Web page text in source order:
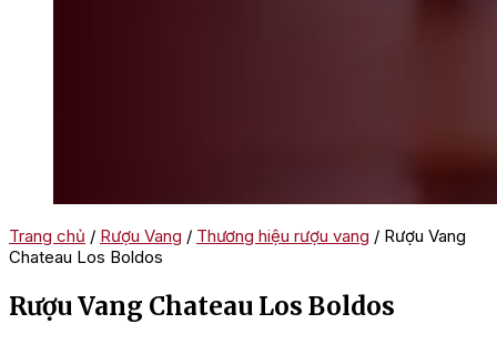
Trang chủ / Rượu Vang / Thương hiệu rượu vang / Rượu Vang
Chateau Los Boldos
Rượu Vang Chateau Los Boldos